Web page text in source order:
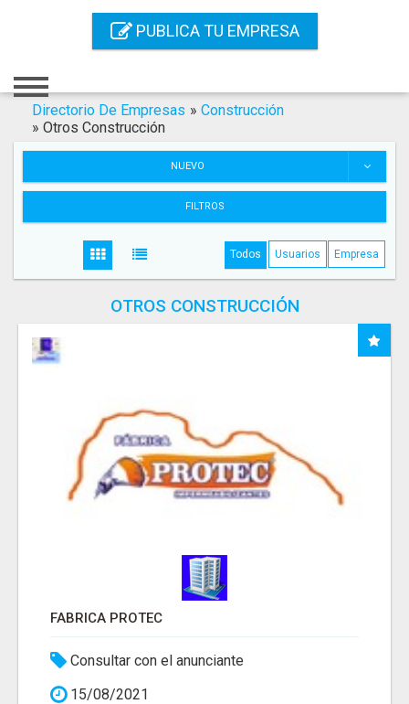
PUBLICA TU EMPRESA
Registro
Contacto
Servicios Online
Publica Tu Empresa
Directorio De Empresas » Construcción
» Otros Construcción
NUEVO
FILTROS
Todos Usuarios Empresa
OTROS CONSTRUCCIÓN
FABRICA PROTEC
Consultar con el anunciante
15/08/2021